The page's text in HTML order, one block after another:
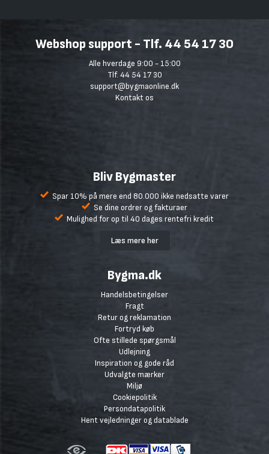
Webshop support - Tlf. 44 54 17 30
Alle hverdage 9:00 - 15:00
Tlf. 44 54 17 30
support@bygmaonline.dk
Kontakt os
Bliv Bygmaster
Spar 10% på mere end 80.000 ikke nedsatte varer
Se dine ordrer og fakturaer
Mulighed for op til 40 dages rentefri kredit
Læs mere her
Bygma.dk
Handelsbetingelser
Fragt
Retur og reklamation
Fortryd køb
Ofte stillede spørgsmål
Udlejning
Inspiration og gode råd
Udvalgte mærker
Miljø
Cookiepolitik
Persondatapolitik
Hent vejledninger og datablade